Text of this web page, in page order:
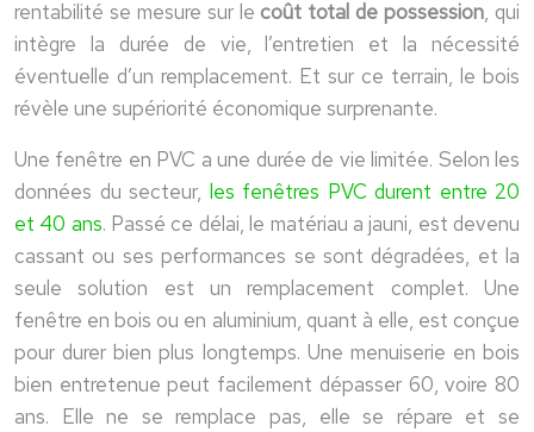
rentabilité se mesure sur le coût total de possession, qui
intègre la durée de vie, l’entretien et la nécessité
éventuelle d’un remplacement. Et sur ce terrain, le bois
révèle une supériorité économique surprenante.
Une fenêtre en PVC a une durée de vie limitée. Selon les
données du secteur, les fenêtres PVC durent entre 20
et 40 ans. Passé ce délai, le matériau a jauni, est devenu
cassant ou ses performances se sont dégradées, et la
seule solution est un remplacement complet. Une
fenêtre en bois ou en aluminium, quant à elle, est conçue
pour durer bien plus longtemps. Une menuiserie en bois
bien entretenue peut facilement dépasser 60, voire 80
ans. Elle ne se remplace pas, elle se répare et se